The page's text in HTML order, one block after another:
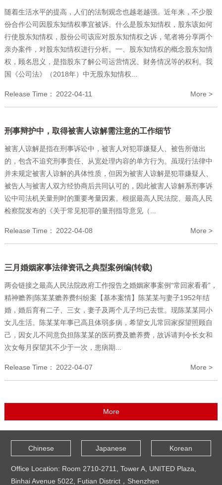
随着生活水平的提高，人们的法制观念也越老越强。近年来，不少股
份合作公司因股东知情权事宜被诉。什么是股东知情权，股东该如何
行使股东知情权，股份公司该应对股东知情权之诉，笔者将分享两个
亲办案件，对股东知情权进行分析。一、股东知情权的概念股东知情
权，顾名思义，是指股东了解公司运营情况、财务情况等的权利。我
国《公司法》（2018年）中无股东知情权...
Release Time： 2022-04-11 More >
刑事辩护中，取得被害人谅解需注意的工作细节
被害人谅解是指在刑事诉讼中，被害人对犯罪嫌疑人、被告所做出
的，包含不追究刑事责任、从宽处理内容的单方行为。虽现行法律中
并未规定被害人谅解的具体性质，但因为被害人谅解是犯罪嫌疑人、
被告人与被害人双方经协商后共同认可的，因此被害人谅解系刑事诉
讼中司法机关量刑时的重要考量因素。根据最高人民法院、最高人民
检察院发布的《关于常见犯罪的量刑指导意见（...
Release Time： 2022-04-08 More >
三月婚姻家事法律资讯之典型案例编(转载)
两会链接之最高人民法院政府工作报告之婚姻家事案例“常回家看看”，
精神赡养|陈某某赡养费纠纷案【基本案情】陈某某与妻子1952年结
婚，婚后育有二子、三女，妻子及两个儿子均已去世。现陈某某同小
女儿生活。陈某某年事已高且体弱多病，希望女儿常回家探望照顾自
己，因女儿不同意负担陈某某的医药费及赡养费，故诉请判令长女和
次女每月探望其不少于一次，患病期...
Release Time： 2022-04-07 More >
Chinese Japanese Korean
Office Location: Room 2710-2711, Tower A, UNITED Plaza,
Binhai Avenue 5022, Futian District，Shenzhen